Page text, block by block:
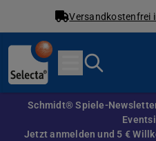
Versandkostenfrei
Direkt zum Inhalt
Schmidt® Spiele-
Jetzt anmelden und 5 €